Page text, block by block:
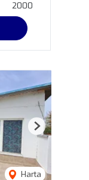
2000
Harta
Next